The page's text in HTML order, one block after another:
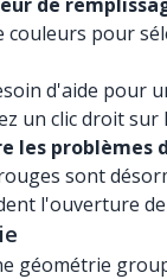
couleurs pour
d'aide pour
un clic droit
les problèmes
sont
l'ouverture
géométrie